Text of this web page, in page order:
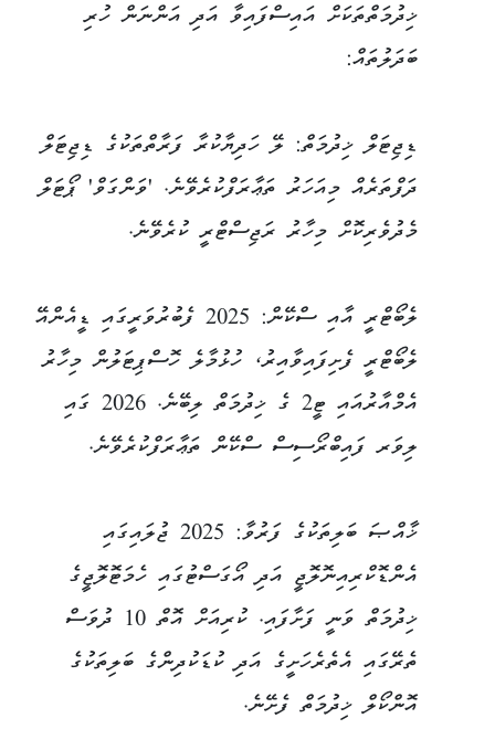
ޚިދުމަތްތަކަށް އައިސްފައިވާ އަދި އަންނަން ހުރި
ބަދަލުތައް:
ޑިޖިޓަލް ޚިދުމަތް: ލޭ ހަދިޔާކުރާ ފަރާތްތަކުގެ ޑިޖިޓަލް
ދަފްތަރެއް މިއަހަރު ތަޢާރަފްކުރެވޭނެ. 'ވަންގަވް' ޕޯޓަލް
މެދުވެރިކޮށް މިހާރު ރަޖިސްޓްރީ ކުރެވޭނެ.
ލެބޯޓްރީ އާއި ސްކޭން: 2025 ފެބުރުވަރީގައި ޑީއެންއޭ
ލެބޯޓްރީ ފެށިފައިވާއިރު، ހުޅުމާލެ ހޮސްޕިޓަލުން މިހާރު
އެމްއާރުއައި ޓީ2 ގެ ޚިދުމަތް ލިބޭނެ. 2026 ގައި
ލިވަރ ފައިބްރޯސިސް ސްކޭން ތަޢާރަފްކުރެވޭނެ.
ޚާއްޞަ ބަލިތަކުގެ ފަރުވާ: 2025 ޖުލައިގައި
އެންޑޮކްރިއިނޮލޮޖީ އަދި އޯގަސްޓުގައި ހެމަޓޮލޮޖީގެ
ޚިދުމަތް ވަނީ ފަށާފައި. ކުރިއަށް އޮތް 10 ދުވަސް
ތެރޭގައި އެތެރެހަށީގެ އަދި ކުޑަކުދިންގެ ބަލިތަކުގެ
އޮންކޯލް ޚިދުމަތް ފެށޭނެ.